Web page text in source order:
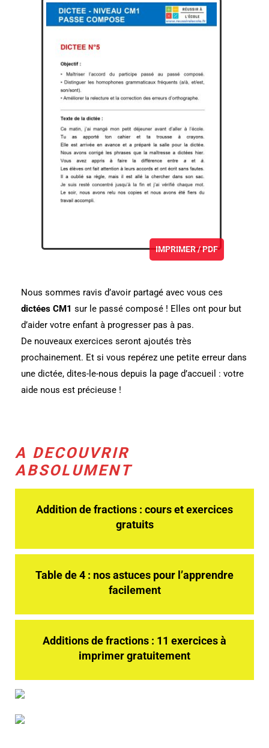
IMPRIMER / PDF
Nous sommes ravis d’avoir partagé avec vous ces
dictées CM1 sur le passé composé ! Elles ont pour but
d’aider votre enfant à progresser pas à pas.
De nouveaux exercices seront ajoutés très
prochainement. Et si vous repérez une petite erreur dans
une dictée, dites-le-nous depuis la page d’accueil : votre
aide nous est précieuse !
A DECOUVRIR
ABSOLUMENT
Addition de fractions : cours et exercices
gratuits
Table de 4 : nos astuces pour l’apprendre
facilement
Additions de fractions : 11 exercices à
imprimer gratuitement